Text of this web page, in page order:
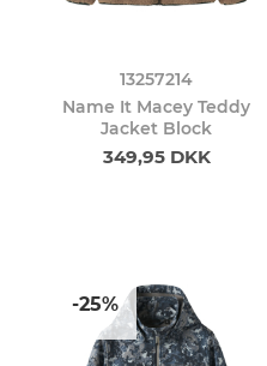
13257214
Name It Macey Teddy
Jacket Block
349,95 DKK
-25%